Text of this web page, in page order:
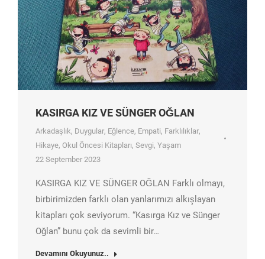
KASIRGA KIZ VE SÜNGER OĞLAN
Arkadaşlık, Duygular, Eğlence, Empati, Farklılıklar,
Hikaye, Okul Öncesi Kitapları, Sevgi, Yaşam
22 September 2023
KASIRGA KIZ VE SÜNGER OĞLAN Farklı olmayı,
birbirimizden farklı olan yanlarımızı alkışlayan
kitapları çok seviyorum. “Kasırga Kız ve Sünger
Oğlan” bunu çok da sevimli bir…
Devamını Okuyunuz..